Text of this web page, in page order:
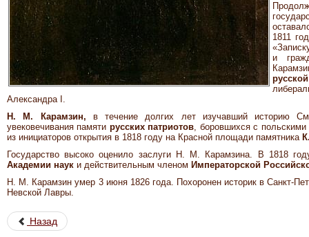
1811
и
Александра I.
Н. М. Карамзин, в течение долгих лет изучавший историю
увековечивания памяти русских патриотов, боровшихся с польскими
из инициаторов открытия в 1818 году на Красной площади памятника
Государство высоко оценило заслуги Н. М. Карамзина. В 1818
Академии наук и действительным членом Императорской
Н. М. Карамзин умер 3 июня 1826 года. Похоронен историк в Санкт-
Невской Лавры.
Назад